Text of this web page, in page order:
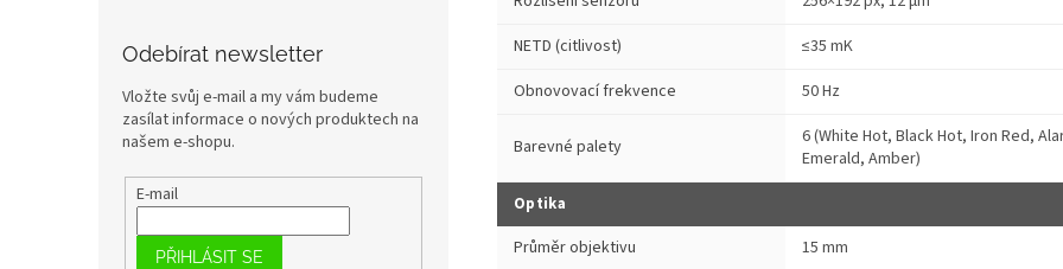
Odebírat newsletter
Vložte svůj e-mail a my vám budeme
zasílat informace o nových produktech na
našem e-shopu.
E-mail
PŘIHLÁSIT SE
NETD (citlivost)
≤35 mK
Obnovovací frekvence
50 Hz
Barevné palety
6 (White Hot, Black Hot, Iron Red,
Emerald, Amber)
Optika
Průměr objektivu
15 mm